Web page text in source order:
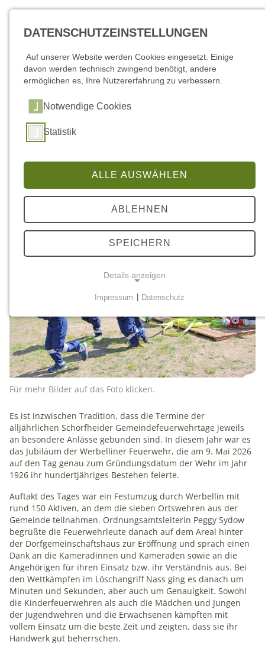
Voller Einsatz beim Gemeindefeuerwehrtag
2026
Für mehr Bilder auf das Foto klicken.
Es ist inzwischen Tradition, dass die Termine der
alljährlichen Schorfheider Gemeindefeuerwehrtage jeweils
an besondere Anlässe gebunden sind. In diesem Jahr war es
das Jubiläum der Werbelliner Feuerwehr, die am 9. Mai 2026
auf den Tag genau zum Gründungsdatum der Wehr im Jahr
1926 ihr hundertjähriges Bestehen feierte.
Auftakt des Tages war ein Festumzug durch Werbellin mit
rund 150 Aktiven, an dem die sieben Ortswehren aus der
Gemeinde teilnahmen. Ordnungsamtsleiterin Peggy Sydow
begrüßte die Feuerwehrleute danach auf dem Areal hinter
der Dorfgemeinschaftshaus zur Eröffnung und sprach einen
Dank an die Kameradinnen und Kameraden sowie an die
Angehörigen für ihren Einsatz bzw. ihr Verständnis aus. Bei
den Wettkämpfen im Löschangriff Nass ging es danach um
Minuten und Sekunden, aber auch um Genauigkeit. Sowohl
die Kinderfeuerwehren als auch die Mädchen und Jungen
der Jugendwehren und die Erwachsenen kämpften mit
vollem Einsatz um die beste Zeit und zeigten, dass sie ihr
Handwerk gut beherrschen.
DATENSCHUTZEINSTELLUNGEN
Auf unserer Website werden Cookies eingesetzt. Einige
davon werden technisch zwingend benötigt, andere
ermöglichen es, Ihre Nutzererfahrung zu verbessern.
Notwendige Cookies
Statistik
ALLE AUSWÄHLEN
ABLEHNEN
SPEICHERN
Details anzeigen
Notwendige Cookies werden für grundlegende
Funktionen der Website benötigt. Dadurch ist
gewährleistet, dass die Website einwandfrei funktioniert.
mtm_consent
mtm_consent, mtm_consent_removed
Anbieter:
matomo.org
Zweck:
Einstellungen
Cookie Laufzeit:
1 Jahr
mindshape Cookie Consent
Name:
cookie_consent
Anbieter:
Impressum Datenschutz